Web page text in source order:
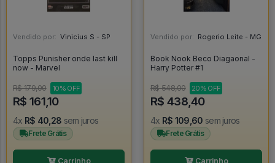
Vendido por: Vinicius S - SP
Topps Punisher onde last kill
now - Marvel
R$ 179,00 10% OFF
R$ 161,10
4x R$ 40,28 sem juros
Frete Grátis
Carrinho
Vendido por: Rogerio Leite - MG
Book Nook Beco Diagaonal -
Harry Potter #1
R$ 548,00 20% OFF
R$ 438,40
4x R$ 109,60 sem juros
Frete Grátis
Carrinho